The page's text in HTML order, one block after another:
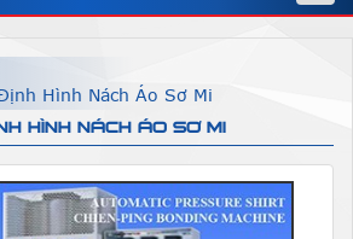
Hình Nách Áo Sơ Mi
HÌNH NÁCH ÁO SƠ MI